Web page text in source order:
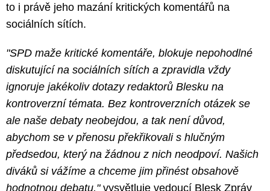
to i právě jeho mazání kritických komentářů na
sociálních sítích.
"SPD maže kritické komentáře, blokuje nepohodlné
diskutující na sociálních sítích a zpravidla vždy
ignoruje jakékoliv dotazy redaktorů Blesku na
kontroverzní témata. Bez kontroverzních otázek se
ale naše debaty neobejdou, a tak není důvod,
abychom se v přenosu překřikovali s hlučným
předsedou, který na žádnou z nich neodpoví. Našich
diváků si vážíme a chceme jim přinést obsahově
hodnotnou debatu,"vysvětluje vedoucí Blesk Zpráv